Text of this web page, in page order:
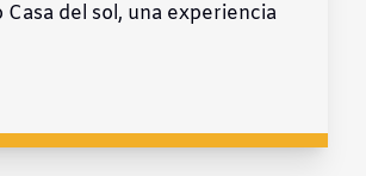
Casa del sol, una experiencia